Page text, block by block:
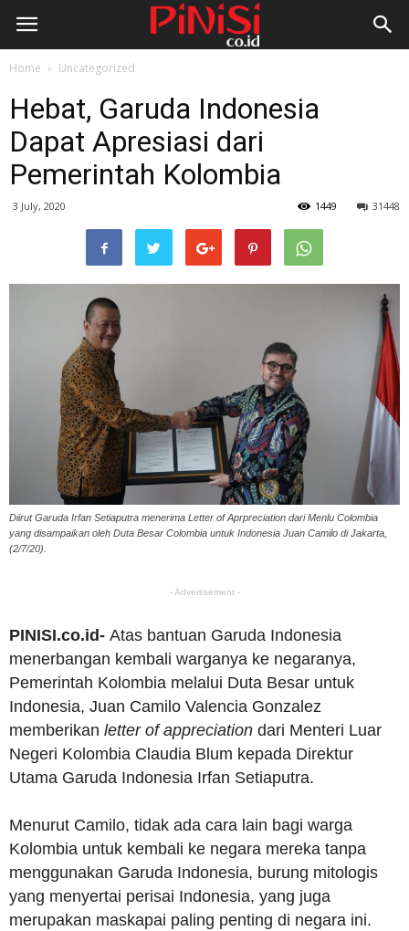
Home Uncategorized
Hebat, Garuda Indonesia
Dapat Apresiasi dari
Pemerintah Kolombia
3 July, 2020 31448
1449
Diirut Garuda Irfan Setiaputra menerima Letter of Aprpreciation dari Menlu Colombia
yang disampaikan oleh Duta Besar Colombia untuk Indonesia Juan Camilo di Jakarta,
(2/7/20).
- Advertisement -
PINISI.co.id- Atas bantuan Garuda Indonesia
menerbangan kembali warganya ke negaranya,
Pemerintah Kolombia melalui Duta Besar untuk
Indonesia, Juan Camilo Valencia Gonzalez
memberikan letter of appreciation dari Menteri Luar
Negeri Kolombia Claudia Blum kepada Direktur
Utama Garuda Indonesia Irfan Setiaputra.
Menurut Camilo, tidak ada cara lain bagi warga
Kolombia untuk kembali ke negara mereka tanpa
menggunakan Garuda Indonesia, burung mitologis
yang menyertai perisai Indonesia, yang juga
merupakan maskapai paling penting di negara ini.